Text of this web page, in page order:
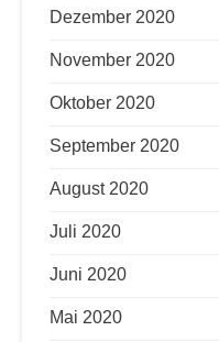
Dezember 2020
November 2020
Oktober 2020
September 2020
August 2020
Juli 2020
Juni 2020
Mai 2020